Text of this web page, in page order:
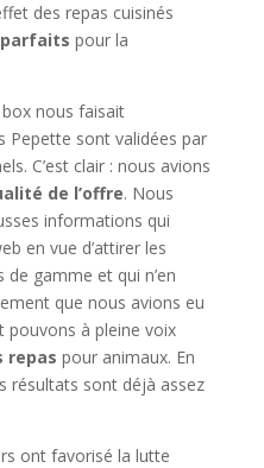
des repas cuisinés
pour la
nous faisait
Pepette sont validées par
C’est clair : nous avions
de l’offre. Nous
informations qui
en vue d’attirer les
gamme et qui n’en
que nous avions eu
pouvons à pleine voix
repas pour animaux. En
résultats sont déjà assez
ont favorisé la lutte